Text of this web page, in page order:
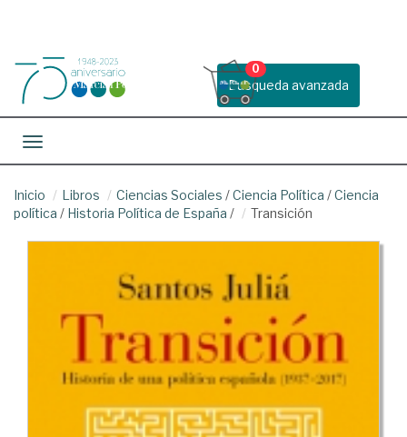
Busqueda avanzada
0
Toggle navigation
Inicio Libros Ciencias Sociales /Ciencia Política /Ciencia
política / Historia Política de España / Transición